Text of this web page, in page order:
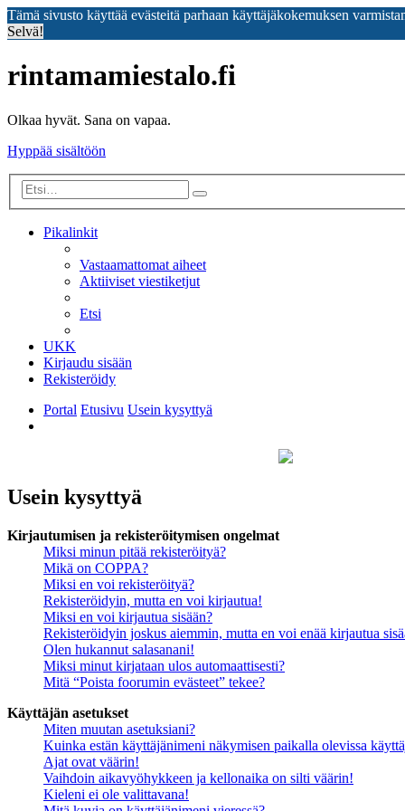
Tämä sivusto käyttää evästeitä parhaan käyttäjäkokemuksen
Selvä!
rintamamiestalo.fi
Olkaa hyvät. Sana on vapaa.
Hyppää sisältöön
Etsi
Pikalinkit
Vastaamattomat aiheet
Aktiiviset viestiketjut
Etsi
UKK
Kirjaudu sisään
Rekisteröidy
Portal Etusivu Usein kysyttyä
Usein kysyttyä
Kirjautumisen ja rekisteröitymisen ongelmat
Miksi minun pitää rekisteröityä?
Mikä on COPPA?
Miksi en voi rekisteröityä?
Rekisteröidyin, mutta en voi kirjautua!
Miksi en voi kirjautua sisään?
Rekisteröidyin joskus aiemmin, mutta en voi enää kirjautua
Olen hukannut salasanani!
Miksi minut kirjataan ulos automaattisesti?
Mitä “Poista foorumin evästeet” tekee?
Käyttäjän asetukset
Miten muutan asetuksiani?
Kuinka estän käyttäjänimeni näkymisen paikalla olevissa
Ajat ovat väärin!
Vaihdoin aikavyöhykkeen ja kellonaika on silti väärin!
Kieleni ei ole valittavana!